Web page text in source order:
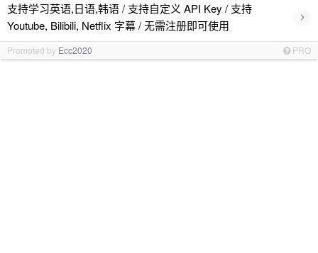
支持学习英语,日语,韩语 / 支持自定义 API Key / 支持
Youtube, Bilibili, Netflix 字幕 / 无需注册即可使用
›
Promoted by Ecc2020 PRO